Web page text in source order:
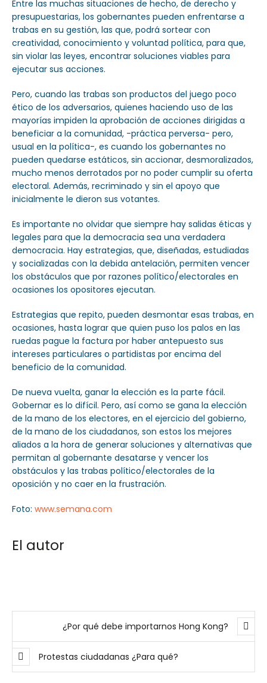
Entre las muchas situaciones de hecho, de derecho y
presupuestarias, los gobernantes pueden enfrentarse a
trabas en su gestión, las que, podrá sortear con
creatividad, conocimiento y voluntad política, para que,
sin violar las leyes, encontrar soluciones viables para
ejecutar sus acciones.
Pero, cuando las trabas son productos del juego poco
ético de los adversarios, quienes haciendo uso de las
mayorías impiden la aprobación de acciones dirigidas a
beneficiar a la comunidad, -práctica perversa- pero,
usual en la política-, es cuando los gobernantes no
pueden quedarse estáticos, sin accionar, desmoralizados,
mucho menos derrotados por no poder cumplir su oferta
electoral. Además, recriminado y sin el apoyo que
inicialmente le dieron sus votantes.
Es importante no olvidar que siempre hay salidas éticas y
legales para que la democracia sea una verdadera
democracia. Hay estrategias, que, diseñadas, estudiadas
y socializadas con la debida antelación, permiten vencer
los obstáculos que por razones político/electorales en
ocasiones los opositores ejecutan.
Estrategias que repito, pueden desmontar esas trabas, en
ocasiones, hasta lograr que quien puso los palos en las
ruedas pague la factura por haber antepuesto sus
intereses particulares o partidistas por encima del
beneficio de la comunidad.
De nueva vuelta, ganar la elección es la parte fácil.
Gobernar es lo difícil. Pero, así como se gana la elección
de la mano de los electores, en el ejercicio del gobierno,
de la mano de los ciudadanos, son estos los mejores
aliados a la hora de generar soluciones y alternativas que
permitan al gobernante desatarse y vencer los
obstáculos y las trabas político/electorales de la
oposición y no caer en la frustración.
Foto: www.semana.com
El autor
¿Por qué debe importarnos Hong Kong?
Protestas ciudadanas ¿Para qué?